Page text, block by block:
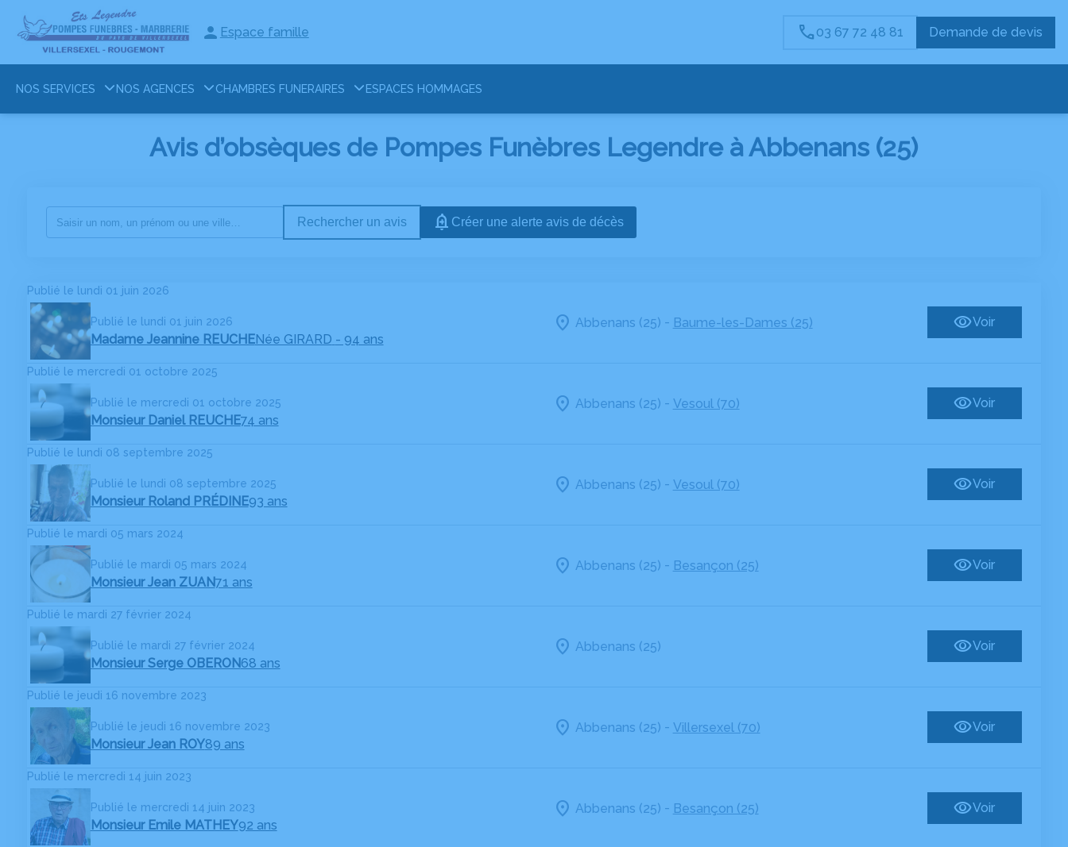
Espace famille 03 67 72 48 81 Demande de devis
NOS SERVICES NOS AGENCES CHAMBRES FUNERAIRES ESPACES HOMMAGES
Avis d’obsèques de Pompes Funèbres Legendre à Abbenans (25)
Rechercher un avis Créer une alerte avis de décès
Publié le lundi 01 juin 2026
Publié le lundi 01 juin 2026
Madame Jeannine REUCHENée GIRARD - 94 ans
Abbenans (25) - Baume-les-Dames (25) Voir
Publié le mercredi 01 octobre 2025
Publié le mercredi 01 octobre 2025
Monsieur Daniel REUCHE74 ans
Abbenans (25) - Vesoul (70) Voir
Publié le lundi 08 septembre 2025
Publié le lundi 08 septembre 2025
Monsieur Roland PRÉDINE93 ans
Abbenans (25) - Vesoul (70) Voir
Publié le mardi 05 mars 2024
Publié le mardi 05 mars 2024
Monsieur Jean ZUAN71 ans
Abbenans (25) - Besançon (25) Voir
Publié le mardi 27 février 2024
Publié le mardi 27 février 2024
Monsieur Serge OBERON68 ans
Abbenans (25) Voir
Publié le jeudi 16 novembre 2023
Publié le jeudi 16 novembre 2023
Monsieur Jean ROY89 ans
Abbenans (25) - Villersexel (70) Voir
Publié le mercredi 14 juin 2023
Publié le mercredi 14 juin 2023
Monsieur Emile MATHEY92 ans
Abbenans (25) - Besançon (25) Voir